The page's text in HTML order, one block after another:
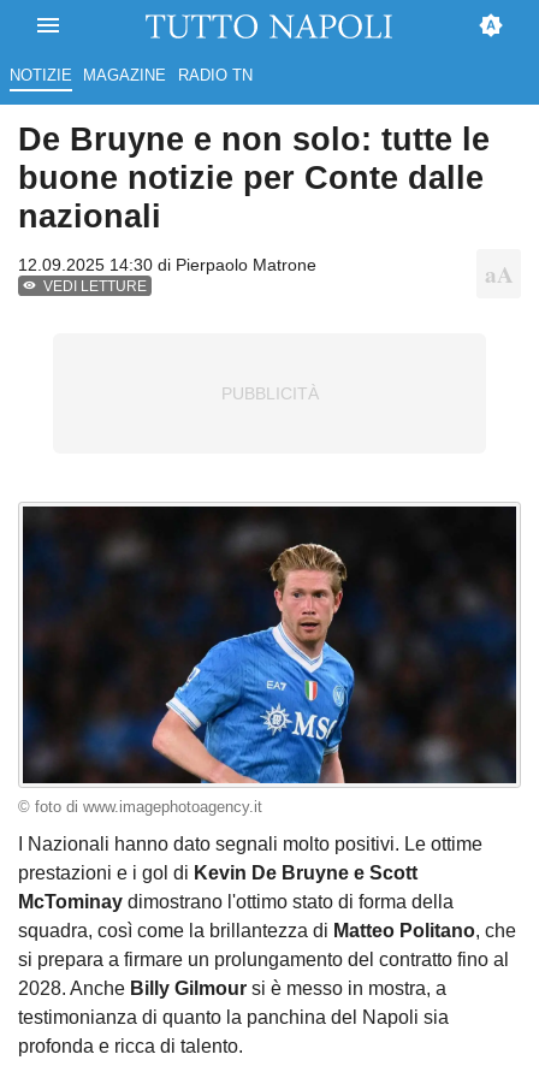
NOTIZIE MAGAZINE RADIO TN
De Bruyne e non solo: tutte le
buone notizie per Conte dalle
nazionali
12.09.2025 14:30 di Pierpaolo Matrone
VEDI LETTURE
© foto di www.imagephotoagency.it
I Nazionali hanno dato segnali molto positivi. Le ottime
prestazioni e i gol di Kevin De Bruyne e Scott
McTominay dimostrano l'ottimo stato di forma della
squadra, così come la brillantezza di Matteo Politano, che
si prepara a firmare un prolungamento del contratto fino al
2028. Anche Billy Gilmour si è messo in mostra, a
testimonianza di quanto la panchina del Napoli sia
profonda e ricca di talento.